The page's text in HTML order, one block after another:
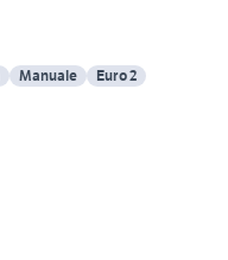
Manuale Euro 2